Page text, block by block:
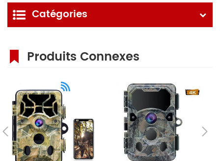
Catégories
Produits Connexes